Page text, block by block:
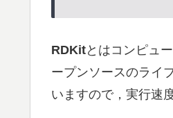
RDKitとはコンピュ
ープンソースのライ
いますので，実行速